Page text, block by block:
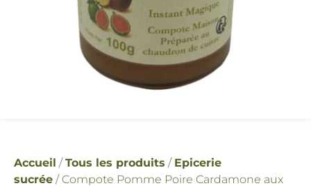
Accueil /Tous les produits / Epicerie
sucrée / Compote Pomme Poire Cardamone aux